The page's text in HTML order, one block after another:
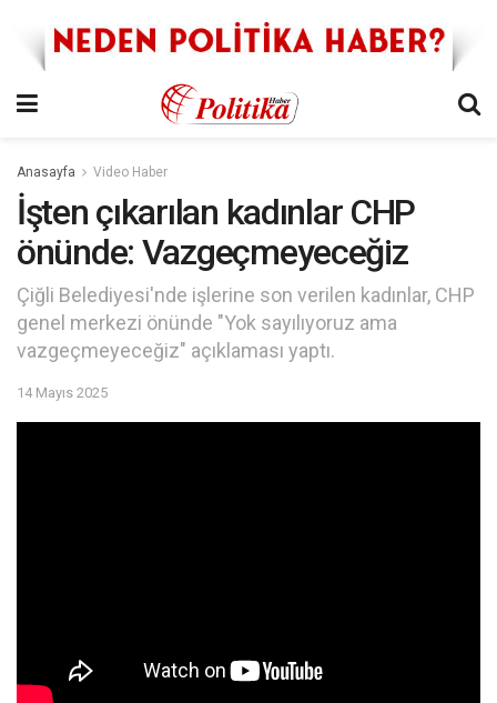
Anasayfa Video Haber
İşten çıkarılan kadınlar CHP
önünde: Vazgeçmeyeceğiz
Çiğli Belediyesi'nde işlerine son verilen kadınlar, CHP
genel merkezi önünde "Yok sayılıyoruz ama
vazgeçmeyeceğiz" açıklaması yaptı.
14 Mayıs 2025